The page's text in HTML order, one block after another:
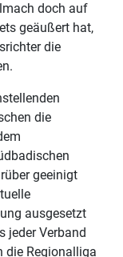
doch auf
geäußert hat,
die
die
geeinigt
ausgesetzt
jeder Verband
die Regionalliga